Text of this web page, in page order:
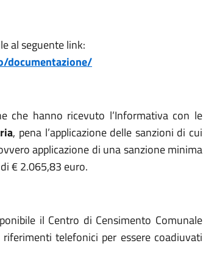
al seguente link:
che hanno ricevuto l’Informativa con le
, pena l’applicazione delle sanzioni di cui
applicazione di una sanzione minima
€ 2.065,83 euro.
il Centro di Censimento Comunale
telefonici per essere coadiuvati